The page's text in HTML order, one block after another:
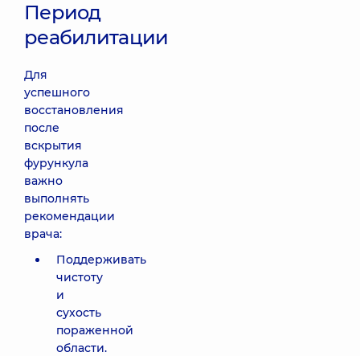
Период
реабилитации
Для
успешного
восстановления
после
вскрытия
фурункула
важно
выполнять
рекомендации
врача:
Поддерживать
чистоту
и
сухость
пораженной
области.